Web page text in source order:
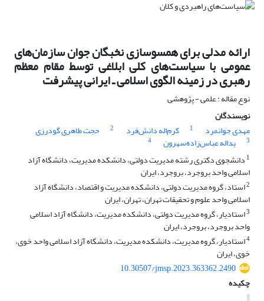
ارائه مدلی برای همسوسازی نخبگان جوان سازمان‌های
عمومی با سیاست‌های کلی ابلاغی توسط مقام معظم
رهبری در زمینه الگوی اسلامی ـ ایرانی پیشرفت
نوع مقاله : علمی - پژوهشی
نویسندگان
مهدی جوانمرد
1 کرم‌اله دانش‌فرد 2 حجت طاهری گودرزی
3 یداله عباس‌زاده‌سهرون
4
1 دانشجوی دکتری رشته مدیریت دولتی، دانشکده مدیریت، دانشگاه آزاد
اسلامی واحد بروجرد، بروجرد، ایران
2استاد، گروه مدیریت دولتی، دانشکده مدیریت و اقتصاد، دانشگاه آزاد
اسلامی واحد علوم و تحقیقات تهران، تهران، ایران
3استادیار، گروه مدیریت دولتی، دانشکده مدیریت، دانشگاه آزاد اسلامی
واحد بروجرد، بروجرد، ایران
4استادیار، گروه مدیریت، دانشکده مدیریت، دانشگاه آزاد اسلامی واحد خوی،
خوی، ایران
10.30507/jmsp.2023.363362.2490
چکیده